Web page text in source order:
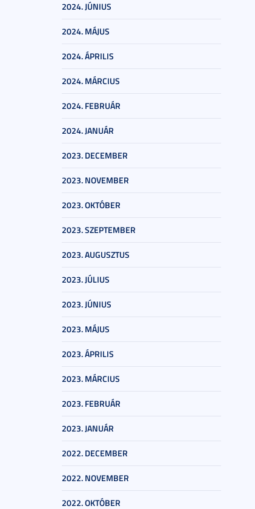
2024. JÚNIUS
2024. MÁJUS
2024. ÁPRILIS
2024. MÁRCIUS
2024. FEBRUÁR
2024. JANUÁR
2023. DECEMBER
2023. NOVEMBER
2023. OKTÓBER
2023. SZEPTEMBER
2023. AUGUSZTUS
2023. JÚLIUS
2023. JÚNIUS
2023. MÁJUS
2023. ÁPRILIS
2023. MÁRCIUS
2023. FEBRUÁR
2023. JANUÁR
2022. DECEMBER
2022. NOVEMBER
2022. OKTÓBER